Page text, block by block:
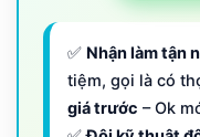
✅ Nhận làm tận
tiệm, gọi là có
giá trước – Ok